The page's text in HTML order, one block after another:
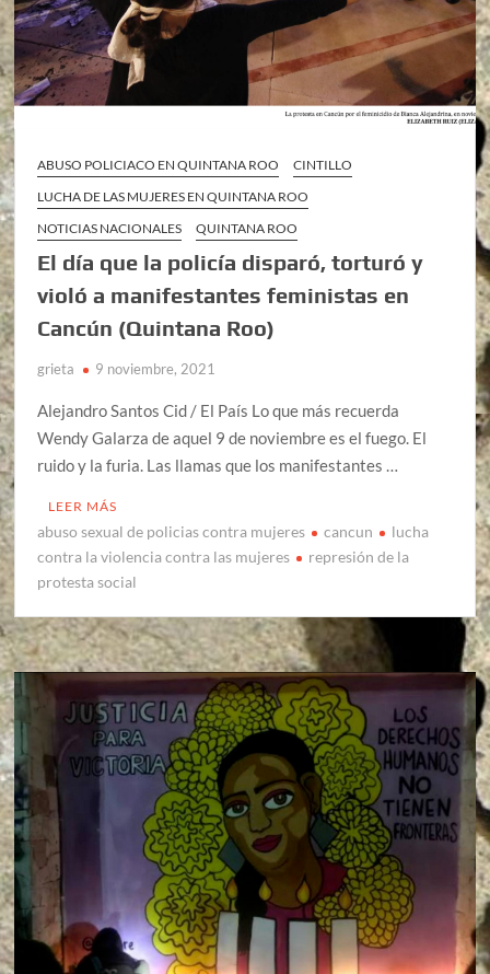
ABUSO POLICIACO EN QUINTANA ROO
CINTILLO
LUCHA DE LAS MUJERES EN QUINTANA ROO
NOTICIAS NACIONALES
QUINTANA ROO
El día que la policía disparó, torturó y
violó a manifestantes feministas en
Cancún (Quintana Roo)
grieta 9 noviembre, 2021
Alejandro Santos Cid / El País Lo que más recuerda
Wendy Galarza de aquel 9 de noviembre es el fuego. El
ruido y la furia. Las llamas que los manifestantes …
LEER MÁS
abuso sexual de policias contra mujeres cancun
lucha
contra la violencia contra las mujeres
represión de la
protesta social